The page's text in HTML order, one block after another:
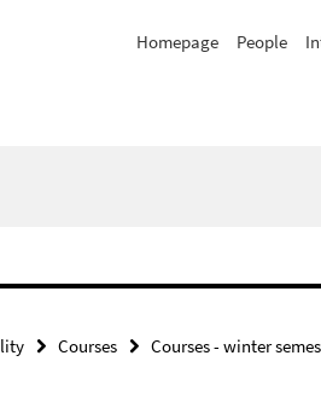
Homepage People
Courses Courses - winter